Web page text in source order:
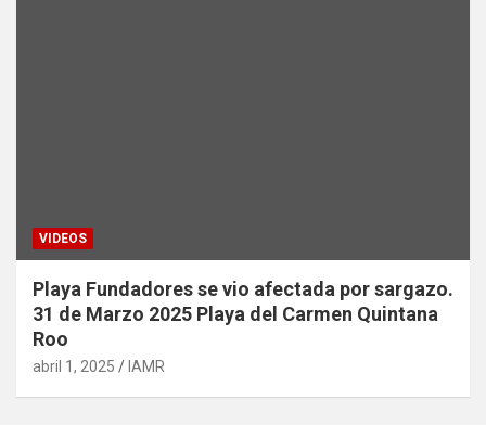
VIDEOS
Playa Fundadores se vio afectada por sargazo.
31 de Marzo 2025 Playa del Carmen Quintana
Roo
abril 1, 2025 IAMR